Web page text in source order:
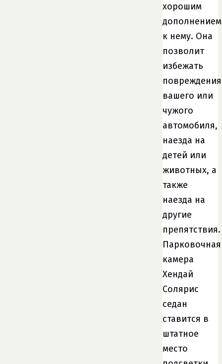
хорошим
дополнением
к нему. Она
позволит
избежать
повреждения
вашего или
чужого
автомобиля,
наезда на
детей или
животных, а
также
наезда на
другие
препятствия.
Парковочная
камера
Хендай
Солярис
седан
ставится в
штатное
место